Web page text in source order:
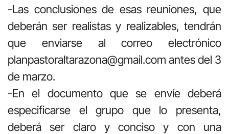
-Las conclusiones de esas reuniones, que
deberán ser realistas y realizables, tendrán
que enviarse al correo electrónico
planpastoraltarazona@gmail.com antes del 3
de marzo.
-En el documento que se envíe deberá
especificarse el grupo que lo presenta,
deberá ser claro y conciso y con una